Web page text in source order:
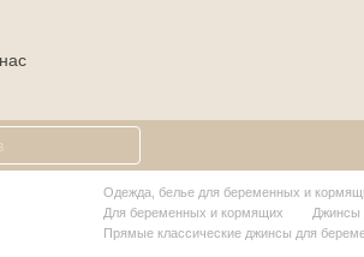
Одежда, белье для беременных и
Для беременных и кормящих
Джинсы
Прямые классические джинсы для